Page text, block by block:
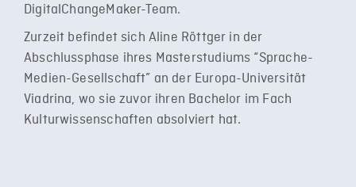
DigitalChangeMaker-Team.
Zurzeit befindet sich Aline Röttger in der
Abschlussphase ihres Masterstudiums “Sprache-
Medien-Gesellschaft” an der Europa-Universität
Viadrina, wo sie zuvor ihren Bachelor im Fach
Kulturwissenschaften absolviert hat.